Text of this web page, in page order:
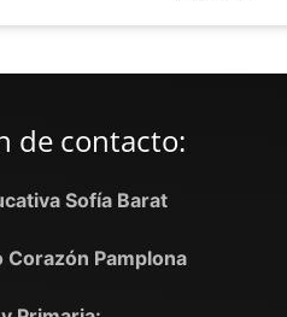
de contacto:
Sofía Barat
Corazón Pamplona